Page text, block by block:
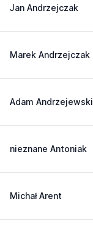
Jan Andrzejczak
Marek Andrzejczak
Adam Andrzejewski
nieznane Antoniak
Michał Arent